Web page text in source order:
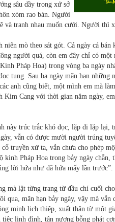
sâu dầy trong xứ sở
xóm rao bán. Người
và tranh nhau muốn cưới. Người thì
niên mò theo sát gót. Cả ngày cá
người quá, còn em đây chỉ có
Pháp Hoa) trong vòng ba ngày
tụng. Sau ba ngày mãn hạn những
anh cũng biết, một mình em mà
Cang với thời gian năm ngày,
này trúc trắc khó đọc, lặp đi lặp lại,
vẫn có được mười người trúng
truyền xứ ta, vẫn chưa cho phép
Pháp Hoa trong bảy ngày chẵn,
lời hứa như đã hứa mấy lần trước”.
mà lật từng trang từ đầu chí cuối
qua, mãn hạn bảy ngày, vậy mà vẫn
minh lịch thiệp, xuất thân từ một
linh đình, tân nương bỗng phát